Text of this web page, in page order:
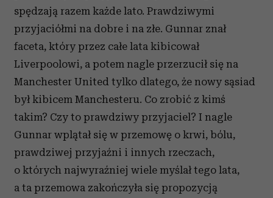
spędzają razem każde lato. Prawdziwymi
przyjaciółmi na dobre i na złe. Gunnar znał
faceta, który przez całe lata kibicował
Liverpoolowi, a potem nagle przerzucił się na
Manchester United tylko dlatego, że nowy sąsiad
był kibicem Manchesteru. Co zrobić z kimś
takim? Czy to prawdziwy przyjaciel? I nagle
Gunnar wplątał się w przemowę o krwi, bólu,
prawdziwej przyjaźni i innych rzeczach,
o których najwyraźniej wiele myślał tego lata,
a ta przemowa zakończyła się propozycją